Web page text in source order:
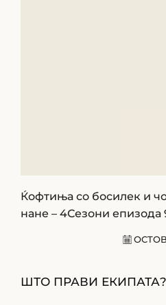
Ќофтиња со босилек и
нане – 4Сезони епизода
ШТО ПРАВИ ЕКИПАТА?